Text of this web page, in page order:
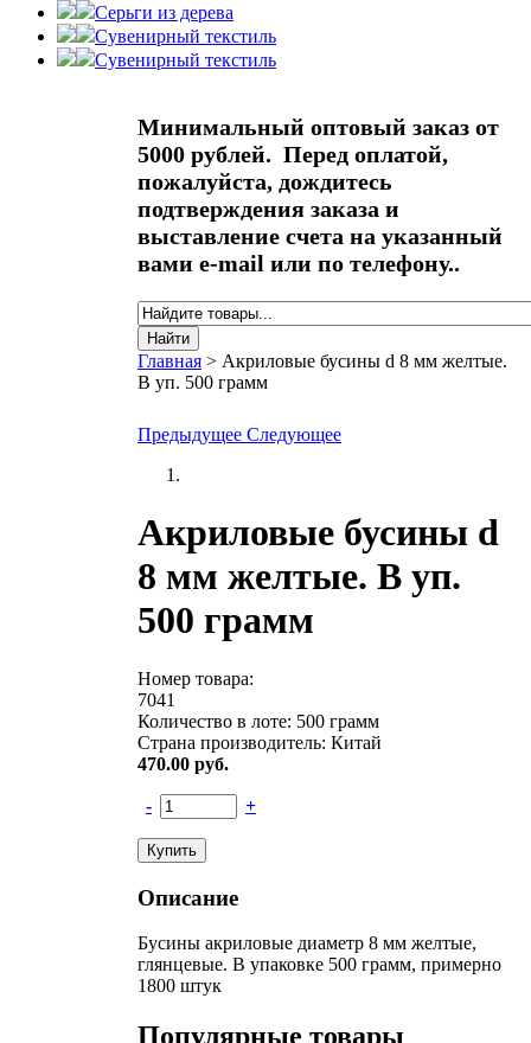
Серьги из дерева
Сувенирный текстиль
Сувенирный текстиль
Минимальный оптовый заказ от
5000 рублей. Перед оплатой,
пожалуйста, дождитесь
подтверждения заказа и
выставление счета на указанный
вами e-mail или по телефону..
Форма поиска
Найти
Вы здесь
Главная > Акриловые бусины d 8 мм желтые.
В уп. 500 грамм
Предыдущее Следующее
Акриловые бусины d
8 мм желтые. В уп.
500 грамм
Номер товара:
7041
Количество в лоте: 500 грамм
Страна производитель: Китай
470.00 руб.
- +
Описание
Бусины акриловые диаметр 8 мм желтые,
глянцевые. В упаковке 500 грамм, примерно
1800 штук
Популярные товары